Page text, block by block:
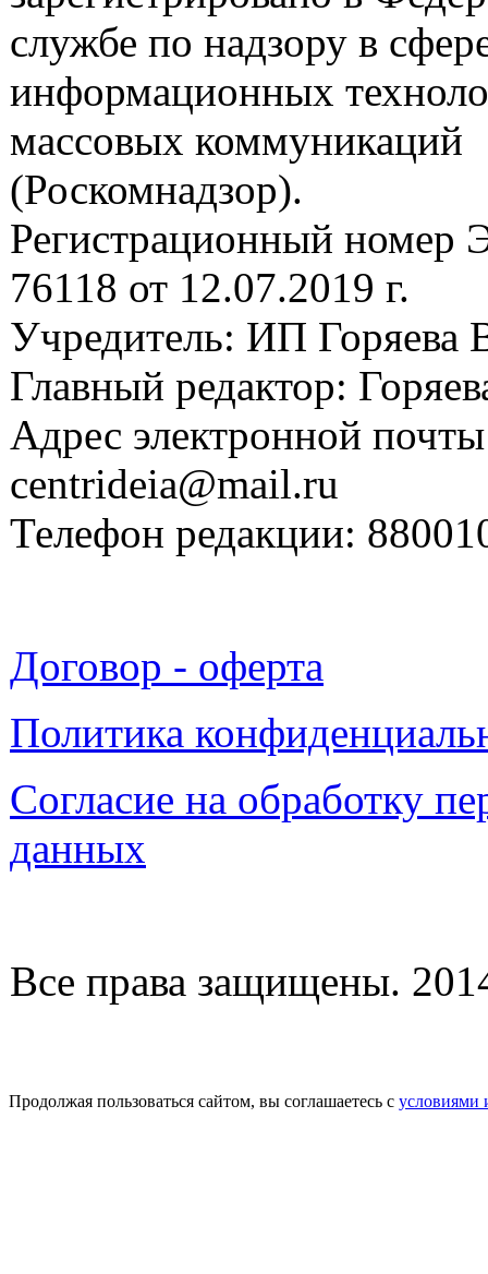
службе по надзору в
информационных
массовых коммуникаций
(Роскомнадзор).
Регистрационный
76118 от 12.07.2019 г.
Учредитель: ИП Горяева
Главный редактор:
Адрес электронной
centrideia@mail.ru
Телефон редакции:
Договор - оферта
Политика
Согласие на обработку
данных
Все права защищены.
Продолжая пользоваться сайтом, вы соглашаетесь с условиями